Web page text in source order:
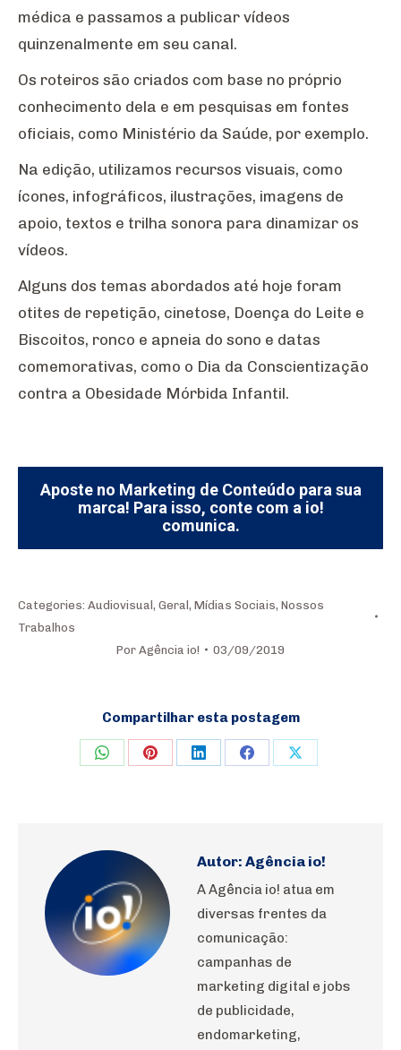
médica e passamos a publicar vídeos
quinzenalmente em seu canal.
Os roteiros são criados com base no próprio
conhecimento dela e em pesquisas em fontes
oficiais, como Ministério da Saúde, por exemplo.
Na edição, utilizamos recursos visuais, como
ícones, infográficos, ilustrações, imagens de
apoio, textos e trilha sonora para dinamizar os
vídeos.
Alguns dos temas abordados até hoje foram
otites de repetição, cinetose, Doença do Leite e
Biscoitos, ronco e apneia do sono e datas
comemorativas, como o Dia da Conscientização
contra a Obesidade Mórbida Infantil.
Aposte no Marketing de Conteúdo para sua
marca! Para isso, conte com a io!
comunica.
Categories: Audiovisual , Geral , Mídias Sociais, Nossos
Trabalhos
Por Agência io! 03/09/2019
Compartilhar esta postagem
Share Share Share Share Share
Autor: Agência io!
A Agência io! atua em
diversas frentes da
comunicação:
campanhas de
marketing digital e jobs
de publicidade,
endomarketing,